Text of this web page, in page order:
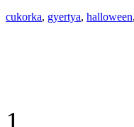
cukorka, gyertya, halloween,